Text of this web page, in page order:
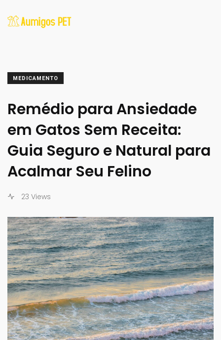
MEDICAMENTO
Remédio para Ansiedade
em Gatos Sem Receita:
Guia Seguro e Natural para
Acalmar Seu Felino
23 Views